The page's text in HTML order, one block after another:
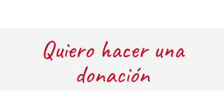
Quiero hacer una
donación